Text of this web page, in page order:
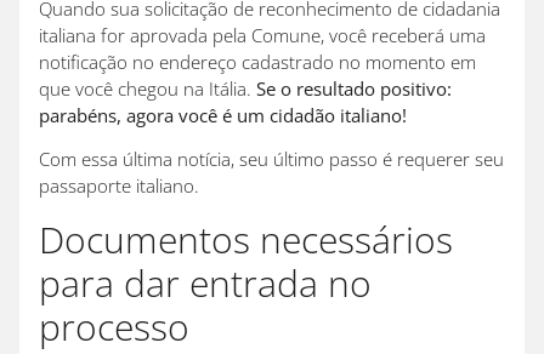
Quando sua solicitação de reconhecimento de cidadania
italiana for aprovada pela Comune, você receberá uma
notificação no endereço cadastrado no momento em
que você chegou na Itália. Se o resultado positivo:
parabéns, agora você é um cidadão italiano!
Com essa última notícia, seu último passo é requerer seu
passaporte italiano.
Documentos necessários
para dar entrada no
processo